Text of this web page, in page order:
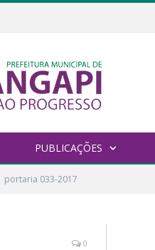
PUBLICAÇÕES
portaria 033-2017
0